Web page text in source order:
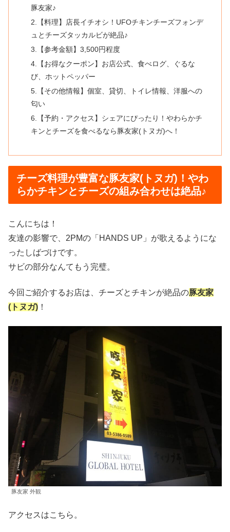
豚友家♪
2.【料理】店長イチオシ！UFOチキンチーズフォンデ
ュとチーズタッカルビが絶品♪
3.【参考金額】3,500円程度
4.【お得なクーポン】お店公式、食べログ、ぐるな
び、ホットペッパー
5.【その他情報】個室、貸切、トイレ情報、洋服への
匂い
6.【予約・アクセス】シェアにぴったり！やわらかチ
キンとチーズを食べるなら豚友家(トヌガ)へ！
チーズ料理が豊富な豚友家(トヌガ)！やわ
らかチキンとチーズの組み合わせは絶品♪
こんにちは！
友達の影響で、2PMの「HANDS UP」が歌えるようにな
ったしばづけです。
サビの部分なんてもう完璧。
今回ご紹介するお店は、チーズとチキンが絶品の豚友家
(トヌガ) ！
豚友家 外観
アクセスはこちら。